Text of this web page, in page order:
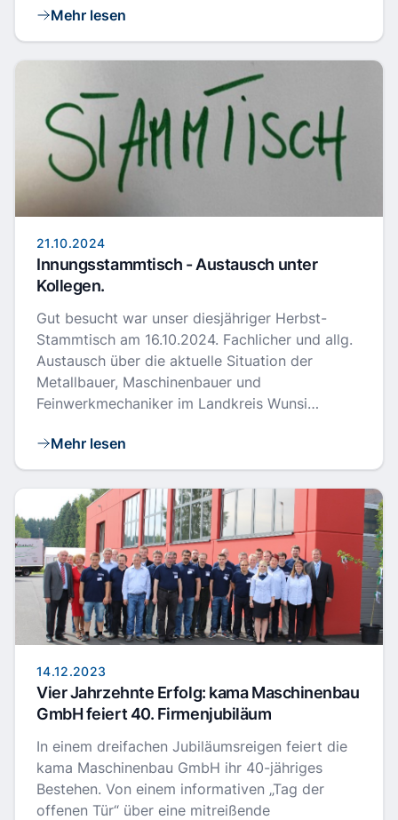
Mehr lesen
21.10.2024
Innungsstammtisch - Austausch unter
Kollegen.
Gut besucht war unser diesjähriger Herbst-
Stammtisch am 16.10.2024. Fachlicher und allg.
Austausch über die aktuelle Situation der
Metallbauer, Maschinenbauer und
Feinwerkmechaniker im Landkreis Wunsi…
Mehr lesen
14.12.2023
Vier Jahrzehnte Erfolg: kama Maschinenbau
GmbH feiert 40. Firmenjubiläum
In einem dreifachen Jubiläumsreigen feiert die
kama Maschinenbau GmbH ihr 40-jähriges
Bestehen. Von einem informativen „Tag der
offenen Tür“ über eine mitreißende